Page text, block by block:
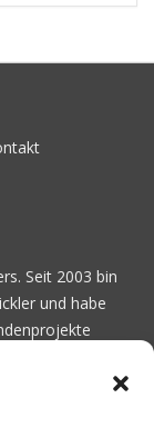
Seit 2003 bin
und habe
zu finden: Bei
über